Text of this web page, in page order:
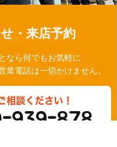
・来店予約
なら何でもお気軽に
業電話は一切かけません。
相談ください！
939-878